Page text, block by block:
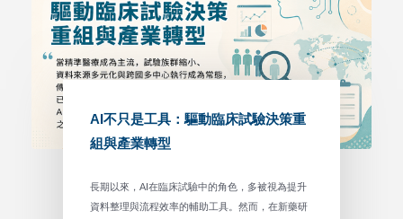
AI不只是工具：驅動臨床試驗決策重
組與產業轉型
長期以來，AI在臨床試驗中的角色，多被視為提升
資料整理與流程效率的輔助工具。然而，在新藥研